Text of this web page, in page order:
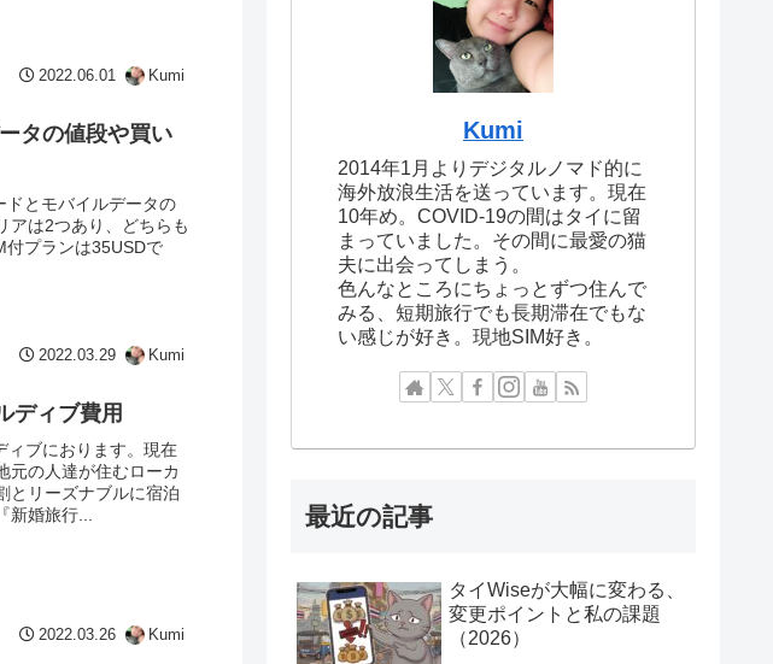
2022.06.01 Kumi
タの値段や買い
ドとモバイルデータの
アは2つあり、どちらも
付プランは35USDで
2022.03.29 Kumi
ディブ費用
ィブにおります。現在
元の人達が住むローカ
とリーズナブルに宿泊
婚旅行...
2022.03.26 Kumi
Kumi
2014年1月よりデジタルノマド的に
海外放浪生活を送っています。現在
10年め。COVID-19の間はタイに留
まっていました。その間に最愛の猫
夫に出会ってしまう。
色んなところにちょっとずつ住んで
みる、短期旅行でも長期滞在でもな
い感じが好き。現地SIM好き。
最近の記事
タイWiseが大幅に変わる、
変更ポイントと私の課題
（2026）